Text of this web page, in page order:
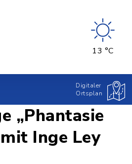
13 °C
Digitaler
Ortsplan
„Phantasie
Inge Ley